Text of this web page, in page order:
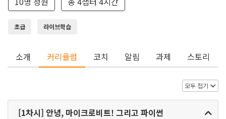
초급 라이브학습
소개 커리큘럼 코치 알림 과제 스토리
모두 접기
[1차시] 안녕, 마이크로비트! 그리고 파이썬